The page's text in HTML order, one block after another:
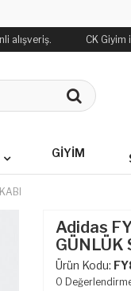
alışveriş. CK Giyim
GİYİM
Adidas
GÜNLÜK
Ürün Kodu:
0